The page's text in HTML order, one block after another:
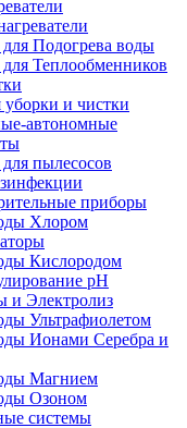
Подогрева воды
Теплообменников
уборки и чистки
автономные
пылесосов
приборы
Хлором
Кислородом
рН
и Электролиз
Ультрафиолетом
Ионами Серебра и
Магнием
Озоном
системы